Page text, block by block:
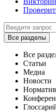
Все разделы
Все
Статьи
Медиа
Новости